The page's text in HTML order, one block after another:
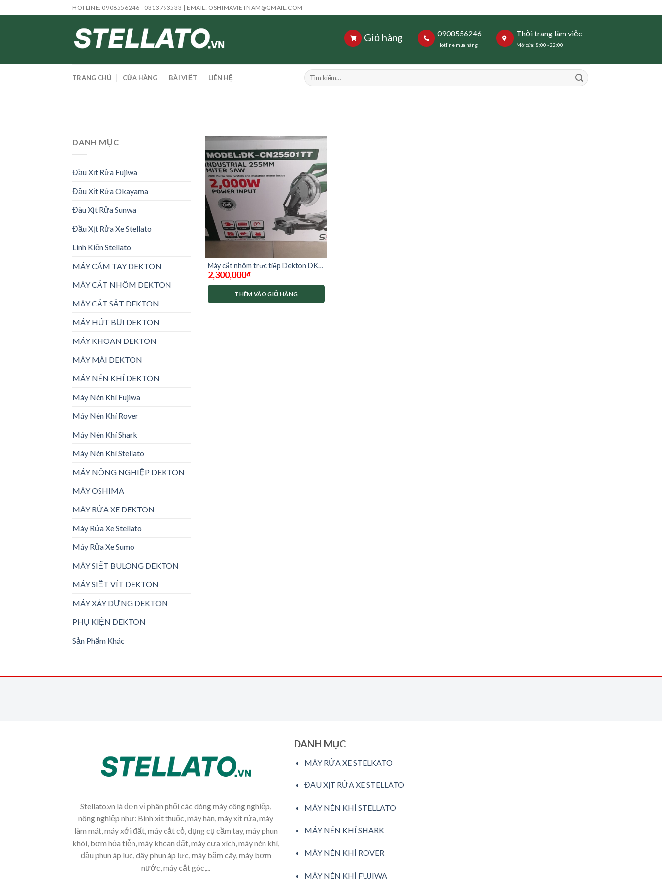
to
HOTLINE: 0908556246 - 0313793533 | EMAIL: OSHIMAVIETNAM@GMAIL.COM
Giỏ hàng 0908556246
Hotline mua hàng
Thời trang làm việc
Mở cửa: 8:00 - 22:00
TRANG CHỦ CỬA HÀNG BÀI VIẾT LIÊN HỆ
Tìm
kiếm:
DANH MỤC
Đầu Xịt Rửa Fujiwa
Đầu Xịt Rửa Okayama
Đàu Xịt Rửa Sunwa
Đầu Xịt Rửa Xe Stellato
Linh Kiện Stellato
MÁY CẦM TAY DEKTON
MÁY CẮT NHÔM DEKTON
MÁY CẮT SẮT DEKTON
MÁY HÚT BỤI DEKTON
MÁY KHOAN DEKTON
MÁY MÀI DEKTON
MÁY NÉN KHÍ DEKTON
Máy Nén Khí Fujiwa
Máy Nén Khí Rover
Máy Nén Khí Shark
Máy Nén Khí Stellato
MÁY NÔNG NGHIỆP DEKTON
MÁY OSHIMA
MÁY RỬA XE DEKTON
Máy Rửa Xe Stellato
Máy Rửa Xe Sumo
MÁY SIẾT BULONG DEKTON
MÁY SIẾT VÍT DEKTON
MÁY XÂY DỰNG DEKTON
PHỤ KIỆN DEKTON
Sản Phẩm Khác
Máy cắt nhôm trực tiếp Dekton DK-
CN25501TT ( đã có lưỡi cắt)
2,300,000₫
THÊM VÀO GIỎ HÀNG
Stellato.vn là đơn vị phân phối các dòng máy công nghiệp,
nông nghiệp như: Bình xịt thuốc, máy hàn, máy xịt rửa, máy
làm mát, máy xới đất, máy cắt cỏ, dụng cụ cầm tay, máy phun
khói, bơm hỏa tiễn, máy khoan đất, máy cưa xích, máy nén khí,
đầu phun áp lục, dây phun áp lực, máy băm cây, máy bơm
nước, máy cắt góc,...
DANH MỤC
MÁY RỬA XE STELKATO
ĐẦU XỊT RỬA XE STELLATO
MÁY NÉN KHÍ STELLATO
MÁY NÉN KHÍ SHARK
MÁY NÉN KHÍ ROVER
MÁY NÉN KHÍ FUJIWA